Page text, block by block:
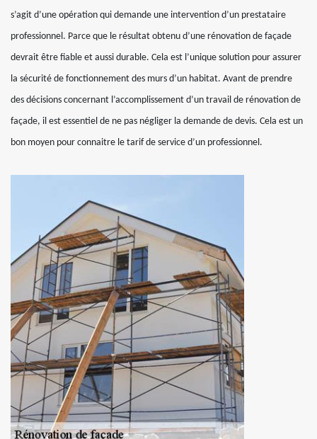
s’agit d’une opération qui demande une intervention d’un prestataire
professionnel. Parce que le résultat obtenu d’une rénovation de façade
devrait être fiable et aussi durable. Cela est l’unique solution pour assurer
la sécurité de fonctionnement des murs d’un habitat. Avant de prendre
des décisions concernant l’accomplissement d’un travail de rénovation de
façade, il est essentiel de ne pas négliger la demande de devis. Cela est un
bon moyen pour connaitre le tarif de service d’un professionnel.